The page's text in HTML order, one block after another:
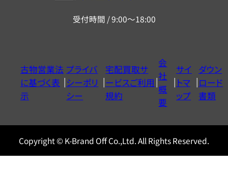
ー
ヤ
ル
0120604117
受付時間 / 9:00～18:00
古物営業法
に基づく表
示
プライバ
シーポリ
シー
宅配買取サ
ービスご利用
規約
会
社
概
要
サイ
トマ
ップ
ダウン
ロード
書類
Copyright © K-Brand Off Co.,Ltd. All Rights Reserved.